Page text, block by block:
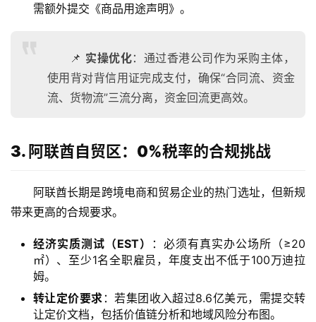
需额外提交《商品用途声明》。
📌 实操优化：通过香港公司作为采购主体，
使用背对背信用证完成支付，确保“合同流、资金
流、货物流”三流分离，资金回流更高效。
3. 阿联酋自贸区：0%税率的合规挑战
阿联酋长期是跨境电商和贸易企业的热门选址，但新规
带来更高的合规要求。
经济实质测试（EST）
：必须有真实办公场所（≥20
㎡）、至少1名全职雇员，年度支出不低于100万迪拉
姆。
转让定价要求 ：若集团收入超过8.6亿美元，需提交转
让定价文档，包括价值链分析和地域风险分布图。